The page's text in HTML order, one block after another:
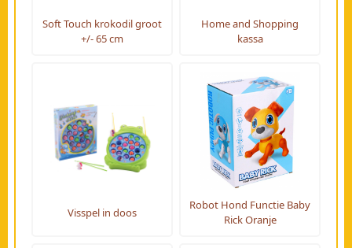
Soft Touch krokodil groot
+/- 65 cm
Home and Shopping
kassa
Visspel in doos
Robot Hond Functie Baby
Rick Oranje